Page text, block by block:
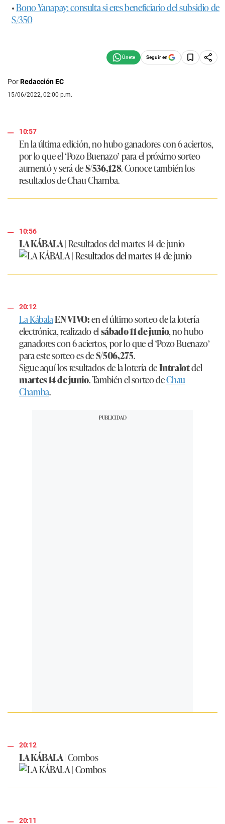
•Bono Yanapay: consulta si eres beneficiario del subsidio de
S/350
Seguir en
PorRedacción EC
15/06/2022, 02:00 p.m.
10:57
En la última edición, no hubo ganadores con 6 aciertos,
por lo que el ‘Pozo Buenazo’ para el próximo sorteo
aumentó y será deS/536,128. Conoce también los
resultados de Chau Chamba.
10:56
LA KÁBALA|Resultados del martes 14 de junio
20:12
La KábalaEN VIVO:en el último sorteo de la lotería
electrónica, realizado elsábado 11 de junio, no hubo
ganadores con 6 aciertos, por lo que el ‘Pozo Buenazo’
para este sorteo es deS/506,275.
Sigue aquí los resultados de la lotería deIntralotdel
martes 14 de junio. También el sorteo deChau
Chamba.
20:12
LA KÁBALA |Combos
20:11